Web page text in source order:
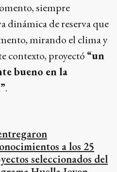
siempre
dinámica de reserva que
mirando el clima y
contexto, proyectó “un
bueno en la
.
a los 25
seleccionados del